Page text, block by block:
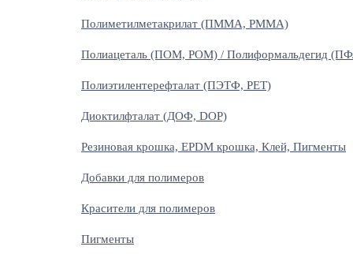
Полиметилметакрилат (ПММА, PMMA)
Полиацеталь (ПОМ, POM) / Полиформальдегид
Полиэтилентерефталат (ПЭТФ, PET)
Диоктилфталат (ДОФ, DOP)
Резиновая крошка, EPDM крошка, Клей, Пигменты
Добавки для полимеров
Красители для полимеров
Пигменты